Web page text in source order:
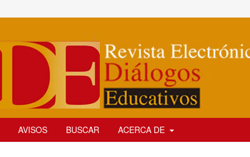
AVISOS BUSCAR ACERCA DE